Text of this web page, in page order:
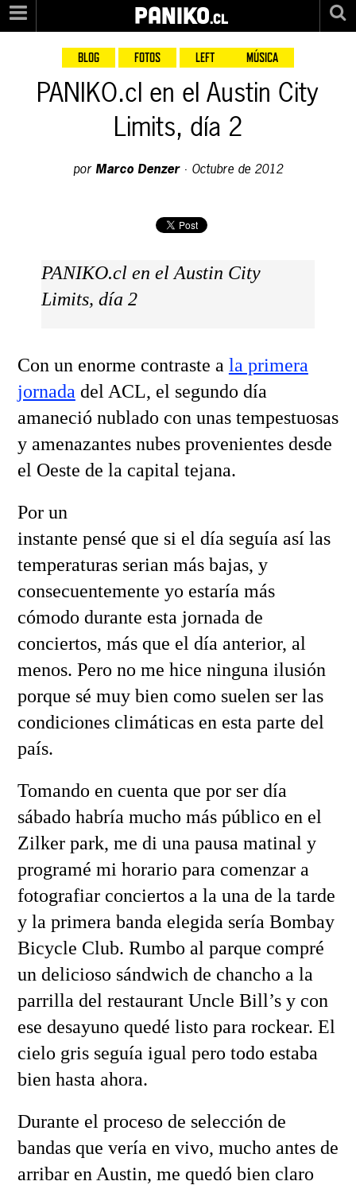
PANIKO.cl
BLOG FOTOS LEFT MÚSICA
PANIKO.cl en el Austin City
Limits, día 2
por Marco Denzer· Octubre de 2012
PANIKO.cl en el Austin City
Limits, día 2
Con un enorme contraste a la primera
jornada del ACL, el segundo día
amaneció nublado con unas tempestuosas
y amenazantes nubes provenientes desde
el Oeste de la capital tejana.
Por un
instante pensé que si el día seguía así las
temperaturas serian más bajas, y
consecuentemente yo estaría más
cómodo durante esta jornada de
conciertos, más que el día anterior, al
menos. Pero no me hice ninguna ilusión
porque sé muy bien como suelen ser las
condiciones climáticas en esta parte del
país.
Tomando en cuenta que por ser día
sábado habría mucho más público en el
Zilker park, me di una pausa matinal y
programé mi horario para comenzar a
fotografiar conciertos a la una de la tarde
y la primera banda elegida sería Bombay
Bicycle Club. Rumbo al parque compré
un delicioso sándwich de chancho a la
parrilla del restaurant Uncle Bill’s y con
ese desayuno quedé listo para rockear. El
cielo gris seguía igual pero todo estaba
bien hasta ahora.
Durante el proceso de selección de
bandas que vería en vivo, mucho antes de
arribar en Austin, me quedó bien claro